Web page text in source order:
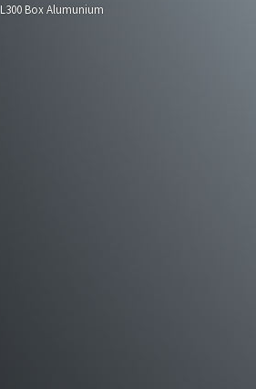
L300 Box Alumunium